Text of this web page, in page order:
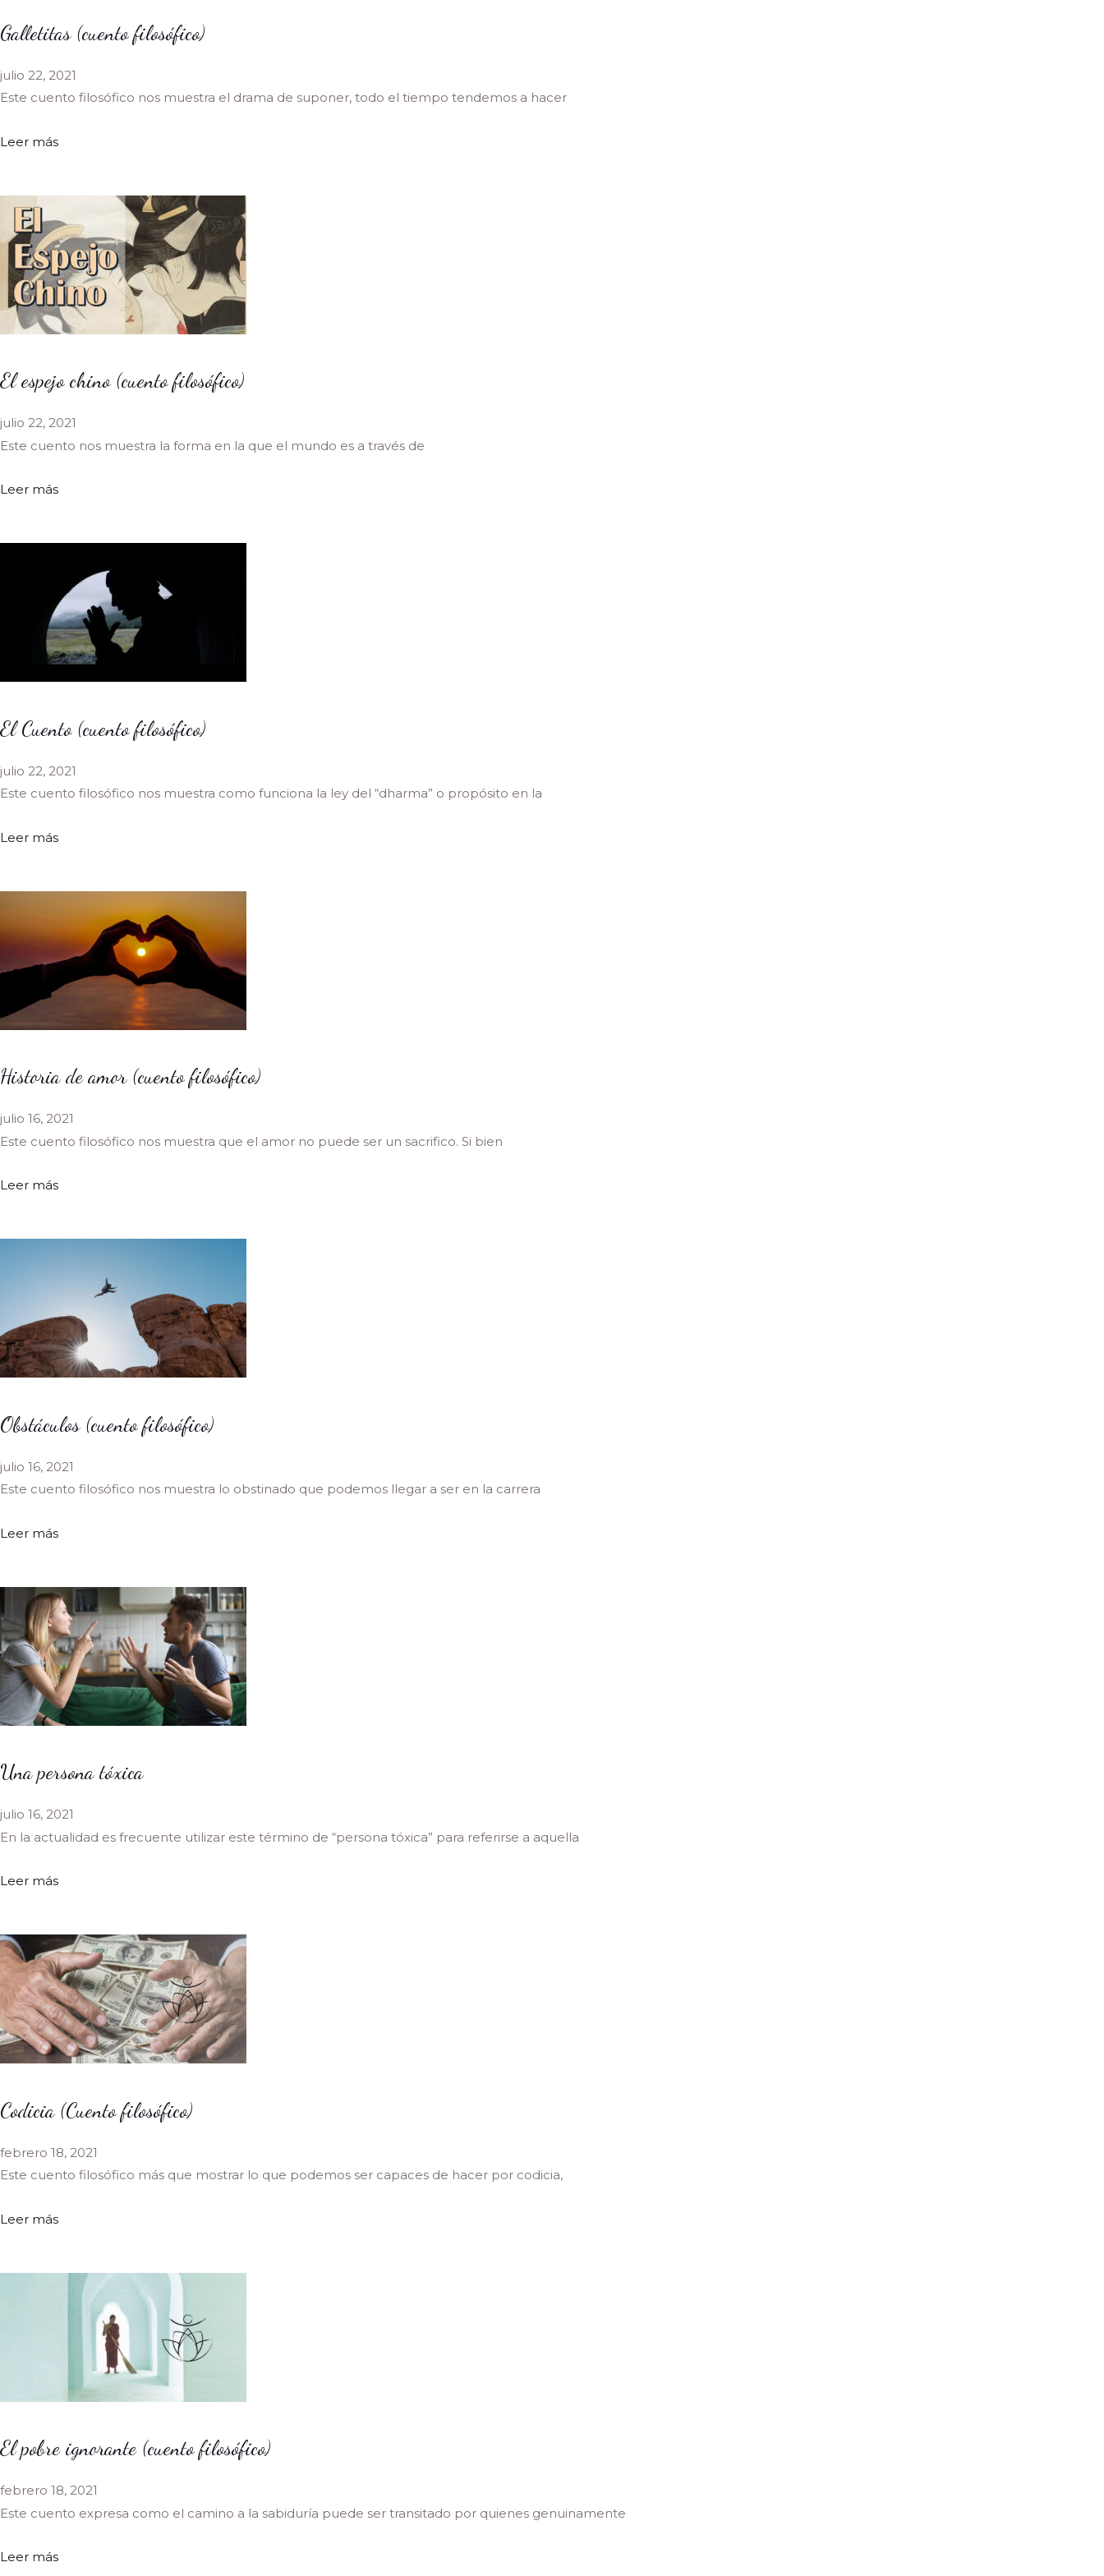
Galletitas (cuento filosófico)
julio 22, 2021
Este cuento filosófico nos muestra el drama de suponer, todo el tiempo tendemos a hacer
Leer más
El espejo chino (cuento filosófico)
julio 22, 2021
Este cuento nos muestra la forma en la que el mundo es a través de
Leer más
El Cuento (cuento filosófico)
julio 22, 2021
Este cuento filosófico nos muestra como funciona la ley del “dharma” o propósito en la
Leer más
Historia de amor (cuento filosófico)
julio 16, 2021
Este cuento filosófico nos muestra que el amor no puede ser un sacrifico. Si bien
Leer más
Obstáculos (cuento filosófico)
julio 16, 2021
Este cuento filosófico nos muestra lo obstinado que podemos llegar a ser en la carrera
Leer más
Una persona tóxica
julio 16, 2021
En la actualidad es frecuente utilizar este término de “persona tóxica” para referirse a aquella
Leer más
Codicia (Cuento filosófico)
febrero 18, 2021
Este cuento filosófico más que mostrar lo que podemos ser capaces de hacer por codicia,
Leer más
El pobre ignorante (cuento filosófico)
febrero 18, 2021
Este cuento expresa como el camino a la sabiduría puede ser transitado por quienes genuinamente
Leer más